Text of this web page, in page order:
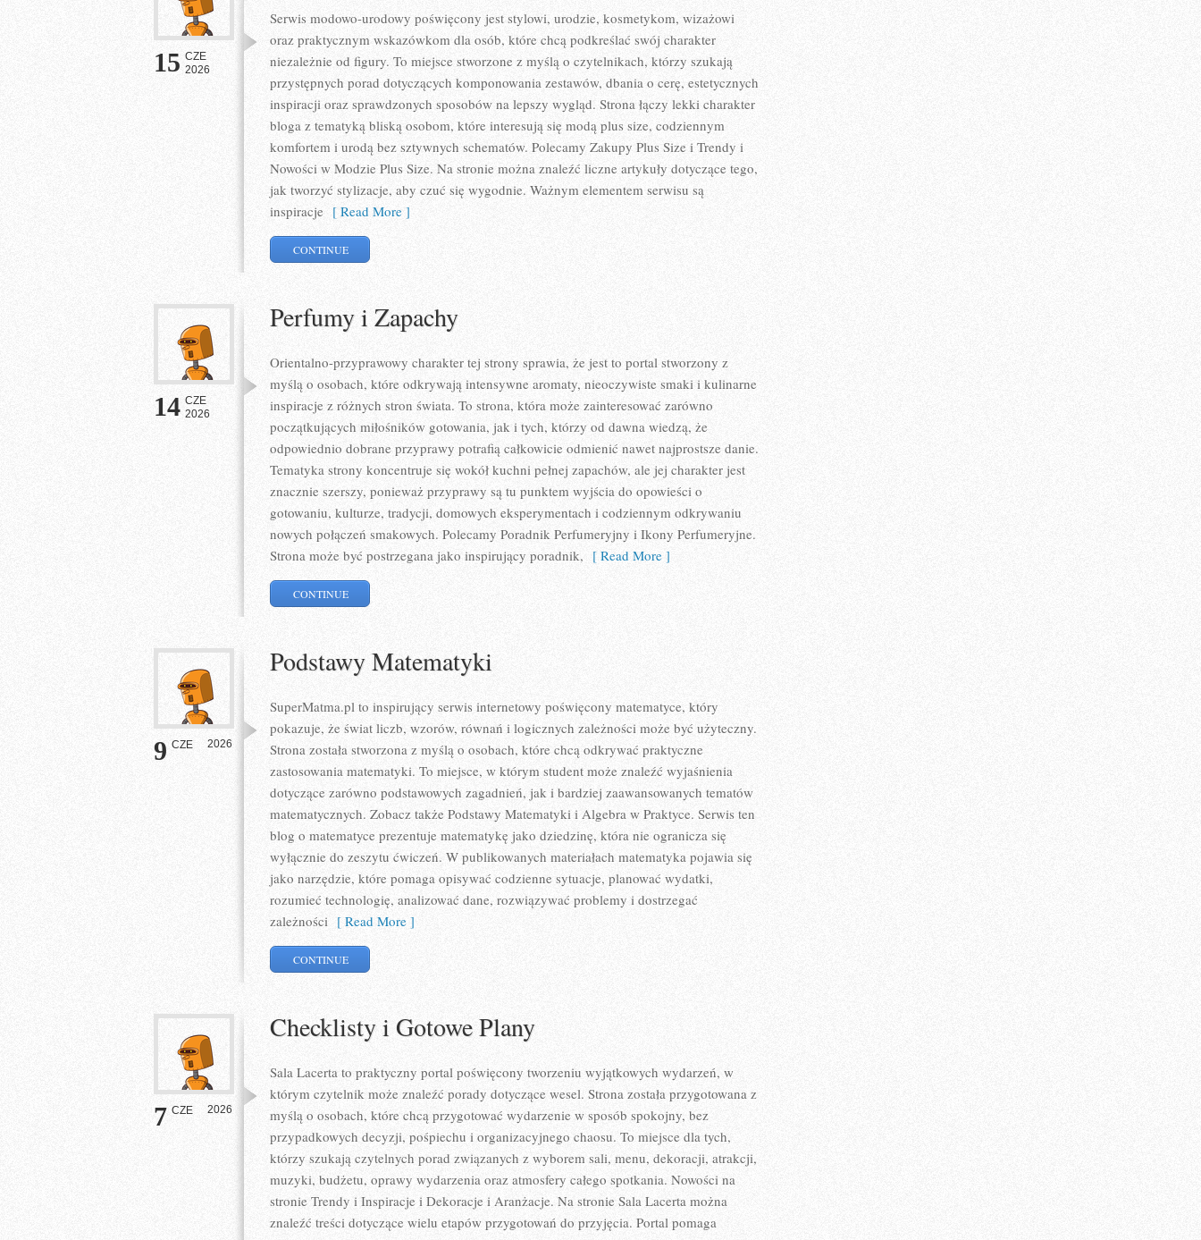
15 CZE
2026
Serwis modowo-urodowy poświęcony jest stylowi, urodzie, kosmetykom, wizażowi
oraz praktycznym wskazówkom dla osób, które chcą podkreślać swój charakter
niezależnie od figury. To miejsce stworzone z myślą o czytelnikach, którzy szukają
przystępnych porad dotyczących komponowania zestawów, dbania o cerę, estetycznych
inspiracji oraz sprawdzonych sposobów na lepszy wygląd. Strona łączy lekki charakter
bloga z tematyką bliską osobom, które interesują się modą plus size, codziennym
komfortem i urodą bez sztywnych schematów. Polecamy Zakupy Plus Size i Trendy i
Nowości w Modzie Plus Size. Na stronie można znaleźć liczne artykuły dotyczące tego,
jak tworzyć stylizacje, aby czuć się wygodnie. Ważnym elementem serwisu są
inspiracje [ Read More ]
CONTINUE
14 CZE
2026
Perfumy i Zapachy
Orientalno-przyprawowy charakter tej strony sprawia, że jest to portal stworzony z
myślą o osobach, które odkrywają intensywne aromaty, nieoczywiste smaki i kulinarne
inspiracje z różnych stron świata. To strona, która może zainteresować zarówno
początkujących miłośników gotowania, jak i tych, którzy od dawna wiedzą, że
odpowiednio dobrane przyprawy potrafią całkowicie odmienić nawet najprostsze danie.
Tematyka strony koncentruje się wokół kuchni pełnej zapachów, ale jej charakter jest
znacznie szerszy, ponieważ przyprawy są tu punktem wyjścia do opowieści o
gotowaniu, kulturze, tradycji, domowych eksperymentach i codziennym odkrywaniu
nowych połączeń smakowych. Polecamy Poradnik Perfumeryjny i Ikony Perfumeryjne.
Strona może być postrzegana jako inspirujący poradnik, [ Read More ]
CONTINUE
9 CZE 2026
Podstawy Matematyki
SuperMatma.pl to inspirujący serwis internetowy poświęcony matematyce, który
pokazuje, że świat liczb, wzorów, równań i logicznych zależności może być użyteczny.
Strona została stworzona z myślą o osobach, które chcą odkrywać praktyczne
zastosowania matematyki. To miejsce, w którym student może znaleźć wyjaśnienia
dotyczące zarówno podstawowych zagadnień, jak i bardziej zaawansowanych tematów
matematycznych. Zobacz także Podstawy Matematyki i Algebra w Praktyce. Serwis ten
blog o matematyce prezentuje matematykę jako dziedzinę, która nie ogranicza się
wyłącznie do zeszytu ćwiczeń. W publikowanych materiałach matematyka pojawia się
jako narzędzie, które pomaga opisywać codzienne sytuacje, planować wydatki,
rozumieć technologię, analizować dane, rozwiązywać problemy i dostrzegać
zależności [ Read More ]
CONTINUE
7 CZE 2026
Checklisty i Gotowe Plany
Sala Lacerta to praktyczny portal poświęcony tworzeniu wyjątkowych wydarzeń, w
którym czytelnik może znaleźć porady dotyczące wesel. Strona została przygotowana z
myślą o osobach, które chcą przygotować wydarzenie w sposób spokojny, bez
przypadkowych decyzji, pośpiechu i organizacyjnego chaosu. To miejsce dla tych,
którzy szukają czytelnych porad związanych z wyborem sali, menu, dekoracji, atrakcji,
muzyki, budżetu, oprawy wydarzenia oraz atmosfery całego spotkania. Nowości na
stronie Trendy i Inspiracje i Dekoracje i Aranżacje. Na stronie Sala Lacerta można
znaleźć treści dotyczące wielu etapów przygotowań do przyjęcia. Portal pomaga